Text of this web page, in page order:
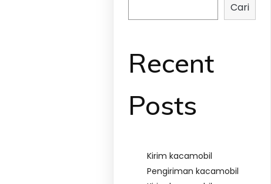
Cari
Recent
Posts
Kirim kacamobil
Pengiriman kacamobil